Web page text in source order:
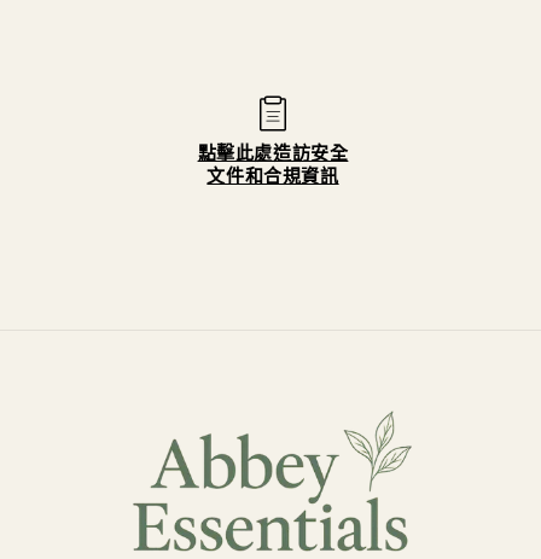
點擊此處造訪安全
文件和合規資訊